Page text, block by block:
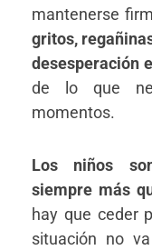
mantenerse
gritos,
desesperación
de lo que
momentos.
Los niños
siempre más
hay que ceder
situación no